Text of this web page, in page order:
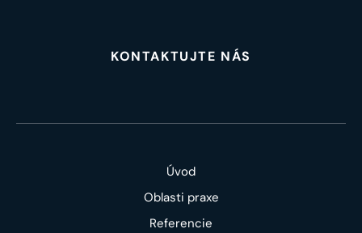
KONTAKTUJTE NÁS
Úvod
Oblasti praxe
Referencie